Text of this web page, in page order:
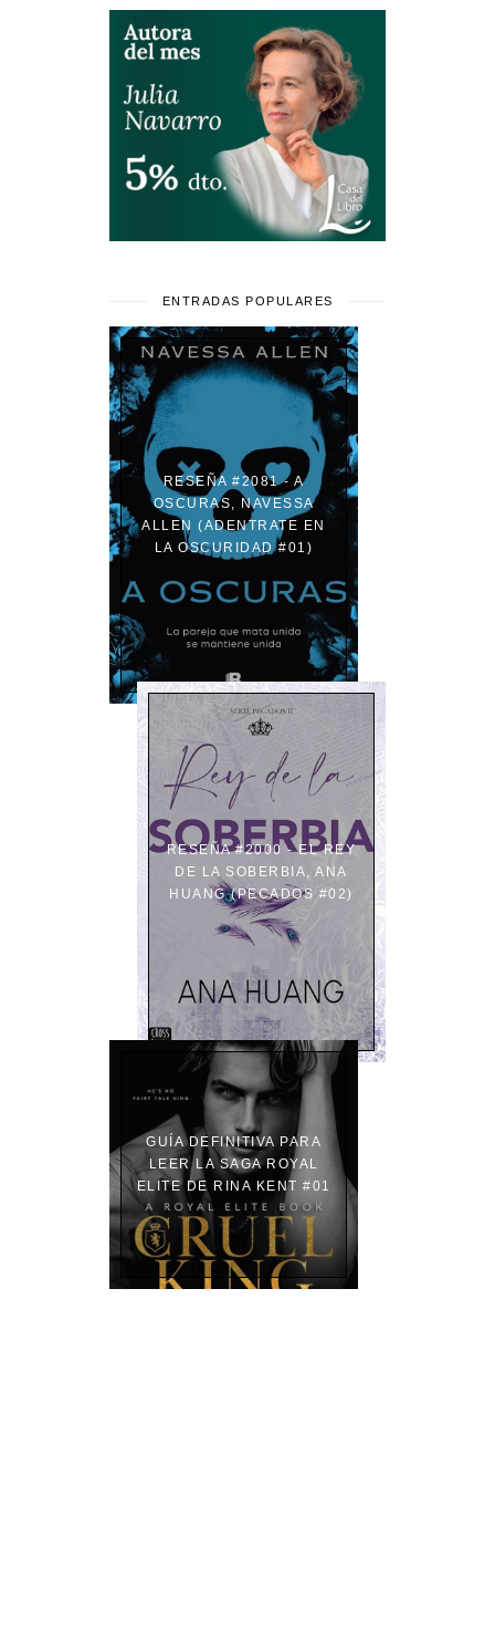
ENTRADAS POPULARES
RESEÑA #2081 - A
OSCURAS, NAVESSA
ALLEN (ADENTRATE EN
LA OSCURIDAD #01)
RESEÑA #2000 - EL REY
DE LA SOBERBIA, ANA
HUANG (PECADOS #02)
GUÍA DEFINITIVA PARA
LEER LA SAGA ROYAL
ELITE DE RINA KENT #01